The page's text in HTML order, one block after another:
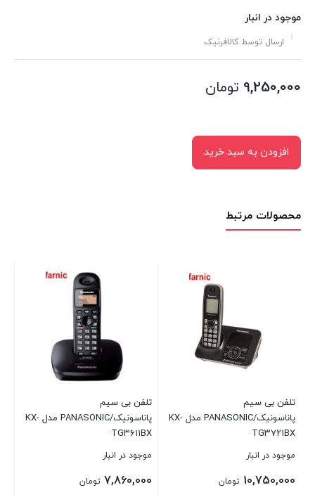
موجود در انبار
ارسال توسط کالافرنیک
9,250,000 تومان
افزودن به سبد خرید
محصولات مرتبط
تلفن بی سیم
پاناسونیک/PANASONIC مدل KX-
TG۳۷۲۱BX
موجود در انبار
10,750,000 تومان
تلفن بی سیم
پاناسونیک/PANASONIC مدل KX-
TG۳۶۱۱BX
موجود در انبار
7,860,000 تومان